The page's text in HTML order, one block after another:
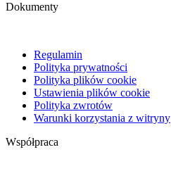
Dokumenty
Regulamin
Polityka prywatności
Polityka plików cookie
Ustawienia plików cookie
Polityka zwrotów
Warunki korzystania z witryny
Współpraca